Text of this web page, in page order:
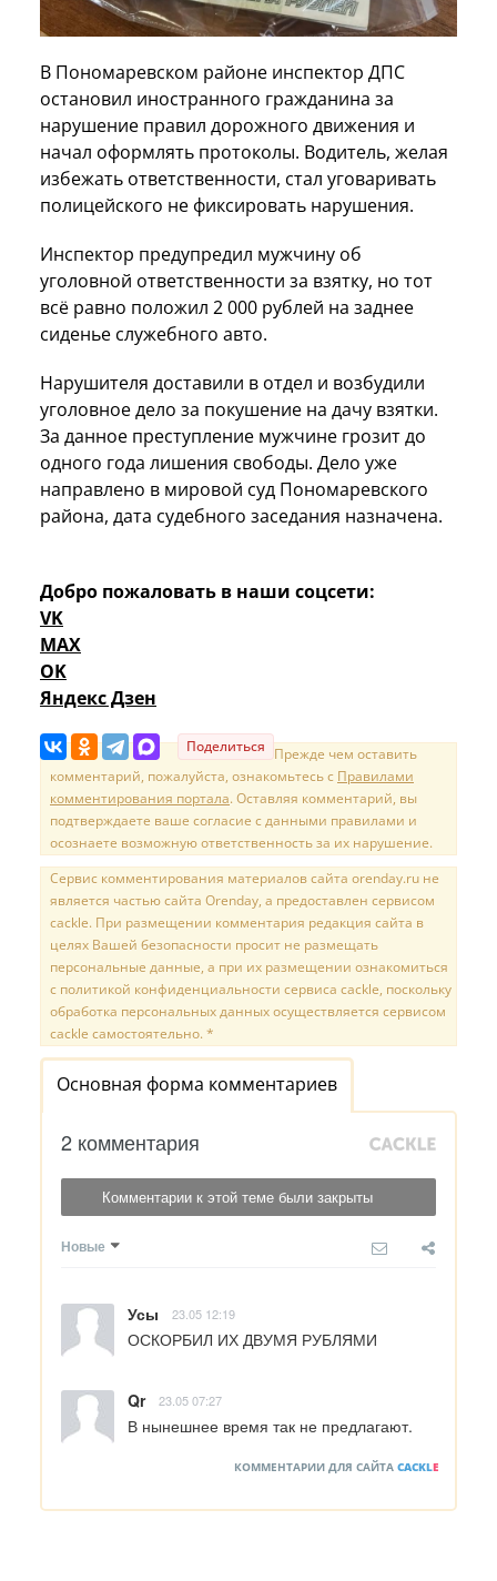
В Пономаревском районе инспектор ДПС
остановил иностранного гражданина за
нарушение правил дорожного движения и
начал оформлять протоколы. Водитель, желая
избежать ответственности, стал уговаривать
полицейского не фиксировать нарушения.
Инспектор предупредил мужчину об
уголовной ответственности за взятку, но тот
всё равно положил 2 000 рублей на заднее
сиденье служебного авто.
Нарушителя доставили в отдел и возбудили
уголовное дело за покушение на дачу взятки.
За данное преступление мужчине грозит до
одного года лишения свободы. Дело уже
направлено в мировой суд Пономаревского
района, дата судебного заседания назначена.
Добро пожаловать в наши соцсети:
VK
MAX
OK
Яндекс Дзен
Поделиться Прежде чем оставить
комментарий, пожалуйста, ознакомьтесь с Правилами
комментирования портала. Оставляя комментарий, вы
подтверждаете ваше согласие с данными правилами и
осознаете возможную ответственность за их нарушение.
Сервис комментирования материалов сайта orenday.ru не
является частью сайта Orenday, а предоставлен сервисом
cackle. При размещении комментария редакция сайта в
целях Вашей безопасности просит не размещать
персональные данные, а при их размещении ознакомиться
с политикой конфиденциальности сервиса cackle, поскольку
обработка персональных данных осуществляется сервисом
cackle самостоятельно. *
Основная форма комментариев
2 комментария
Комментарии к этой теме были закрыты
Новые
Усы 23.05 12:19
ОСКОРБИЛ ИХ ДВУМЯ РУБЛЯМИ
Qr 23.05 07:27
В нынешнее время так не предлагают.
КОММЕНТАРИИ ДЛЯ САЙТА CACKLE